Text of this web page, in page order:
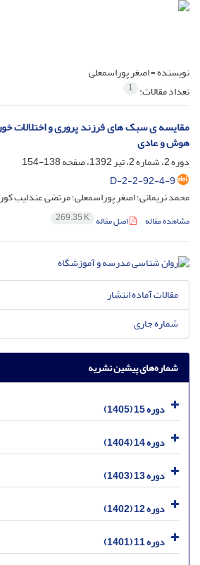
نویسنده =اصغر پوراسمعلی
تعداد مقالات: 1
مقایسه ی سبک های فرزند پروری و اختلالات
هوش و عادی
دوره 2، شماره 2، تیر 1392، صفحه
138-154
D-2-2-92-4-9
محمد نریمانی؛ اصغر پوراسمعلی؛ مرتضی عندلیب
مشاهده مقاله اصل مقاله 269.35 K
مقالات آماده انتشار
شماره جاری
شماره‌های پیشین نشریه
دوره 15 (1405)
دوره 14 (1404)
دوره 13 (1403)
دوره 12 (1402)
دوره 11 (1401)